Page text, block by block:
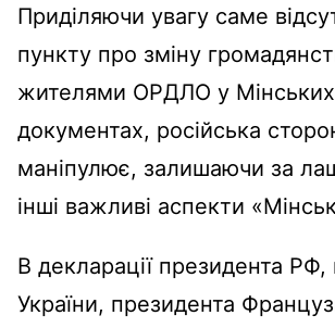
Приділяючи увагу саме
пункту про зміну
жителями ОРДЛО у Мінських
документах, російська
маніпулює, залишаючи за
інші важливі аспекти
В декларації президента РФ,
України, президента